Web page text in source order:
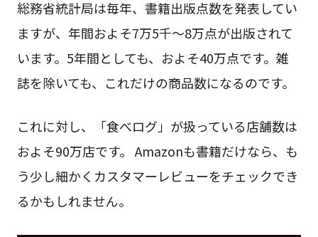
総務省統計局は毎年、書籍出版点数を発表してい
ますが、年間およそ7万5千～8万点が出版されて
います。5年間としても、およそ40万点です。雑
誌を除いても、これだけの商品数になるのです。
これに対し、「食べログ」が扱っている店舗数は
およそ90万店です。 Amazonも書籍だけなら、も
う少し細かくカスタマーレビューをチェックでき
るかもしれません。